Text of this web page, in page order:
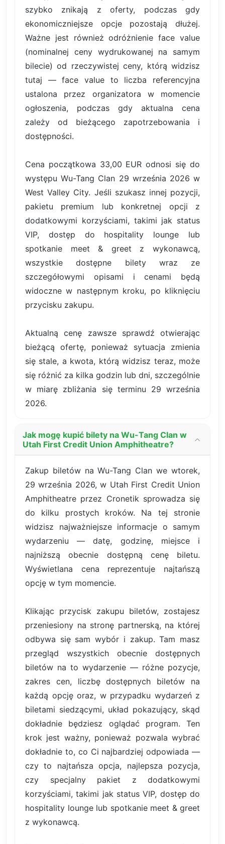
szybko znikają z oferty, podczas gdy
ekonomiczniejsze opcje pozostają dłużej.
Ważne jest również odróżnienie face value
(nominalnej ceny wydrukowanej na samym
bilecie) od rzeczywistej ceny, którą widzisz
tutaj — face value to liczba referencyjna
ustalona przez organizatora w momencie
ogłoszenia, podczas gdy aktualna cena
zależy od bieżącego zapotrzebowania i
dostępności.
Cena początkowa 33,00 EUR odnosi się do
występu Wu-Tang Clan 29 września 2026 w
West Valley City. Jeśli szukasz innej pozycji,
pakietu premium lub konkretnej opcji z
dodatkowymi korzyściami, takimi jak status
VIP, dostęp do hospitality lounge lub
spotkanie meet & greet z wykonawcą,
wszystkie dostępne bilety wraz ze
szczegółowymi opisami i cenami będą
widoczne w następnym kroku, po kliknięciu
przycisku zakupu.
Aktualną cenę zawsze sprawdź otwierając
bieżącą ofertę, ponieważ sytuacja zmienia
się stale, a kwota, którą widzisz teraz, może
się różnić za kilka godzin lub dni, szczególnie
w miarę zbliżania się terminu 29 września
2026.
Jak mogę kupić bilety na Wu-Tang Clan w
Utah First Credit Union Amphitheatre?
Zakup biletów na Wu-Tang Clan we wtorek,
29 września 2026, w Utah First Credit Union
Amphitheatre przez Cronetik sprowadza się
do kilku prostych kroków. Na tej stronie
widzisz najważniejsze informacje o samym
wydarzeniu — datę, godzinę, miejsce i
najniższą obecnie dostępną cenę biletu.
Wyświetlana cena reprezentuje najtańszą
opcję w tym momencie.
Klikając przycisk zakupu biletów, zostajesz
przeniesiony na stronę partnerską, na której
odbywa się sam wybór i zakup. Tam masz
przegląd wszystkich obecnie dostępnych
biletów na to wydarzenie — różne pozycje,
zakres cen, liczbę dostępnych biletów na
każdą opcję oraz, w przypadku wydarzeń z
biletami siedzącymi, układ pokazujący, skąd
dokładnie będziesz oglądać program. Ten
krok jest ważny, ponieważ pozwala wybrać
dokładnie to, co Ci najbardziej odpowiada —
czy to najtańsza opcja, najlepsza pozycja,
czy specjalny pakiet z dodatkowymi
korzyściami, takimi jak status VIP, dostęp do
hospitality lounge lub spotkanie meet & greet
z wykonawcą.